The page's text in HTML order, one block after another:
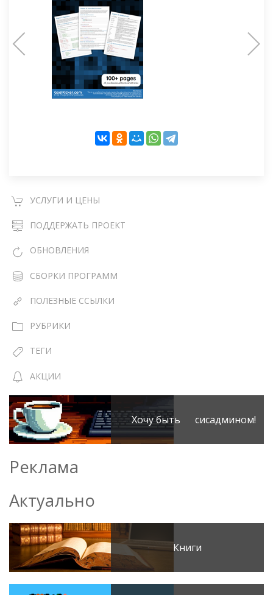
УСЛУГИ И ЦЕНЫ
ПОДДЕРЖАТЬ ПРОЕКТ
ОБНОВЛЕНИЯ
СБОРКИ ПРОГРАММ
ПОЛЕЗНЫЕ ССЫЛКИ
РУБРИКИ
ТЕГИ
АКЦИИ
Хочу быть сисадмином!
Реклама
Актуально
Книги